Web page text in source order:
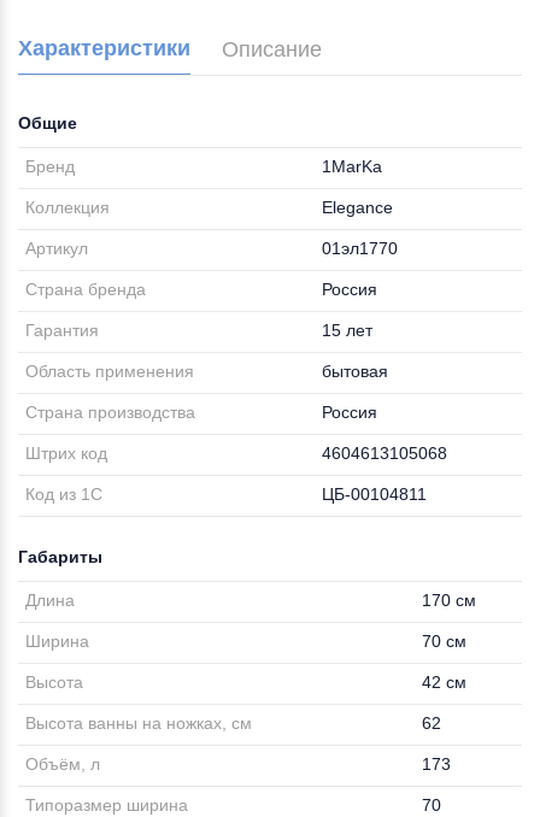
Характеристики Описание
Общие
Бренд 1MarKa
Коллекция Elegance
Артикул 01эл1770
Страна бренда Россия
Гарантия 15 лет
Область применения бытовая
Страна производства Россия
Штрих код 4604613105068
Код из 1С ЦБ-00104811
Габариты
Длина 170 см
Ширина 70 см
Высота 42 см
Высота ванны на ножках, см 62
Объём, л 173
Типоразмер ширина 70